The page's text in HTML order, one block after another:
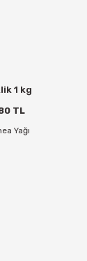
1 kg
TL